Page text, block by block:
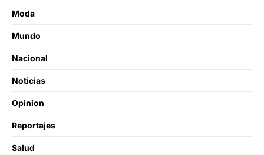
Moda
Mundo
Nacional
Noticias
Opinion
Reportajes
Salud